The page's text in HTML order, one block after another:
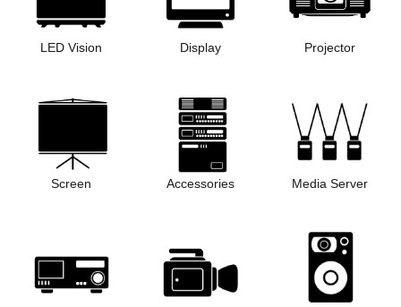
LED Vision Display Projector
Screen Accessories Media Server